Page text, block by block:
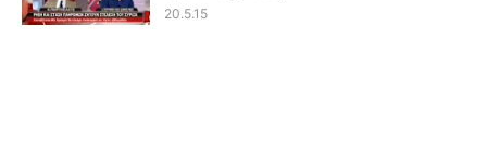
20.5.15